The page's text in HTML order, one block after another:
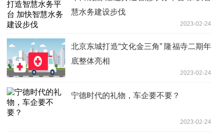
慧水务建设步伐
2023-02-24
北京东城打造“文化金三角” 隆福寺二期年
底整体亮相
2023-02-24
宁德时代的礼物，车企要不要？
2023-02-24